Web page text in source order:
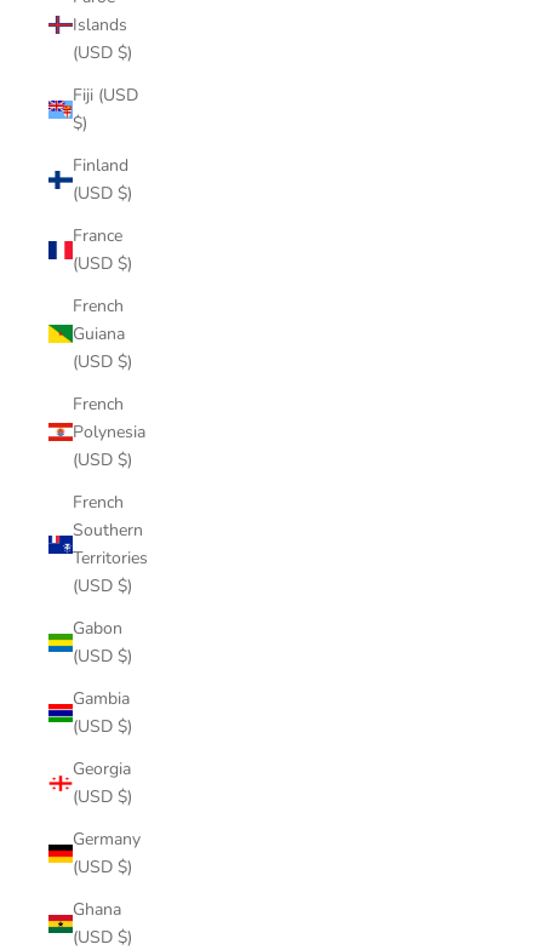
Islands
(USD $)
Fiji (USD
$)
Finland
(USD $)
France
(USD $)
French
Guiana
(USD $)
French
Polynesia
(USD $)
French
Southern
Territories
(USD $)
Gabon
(USD $)
Gambia
(USD $)
Georgia
(USD $)
Germany
(USD $)
Ghana
(USD $)